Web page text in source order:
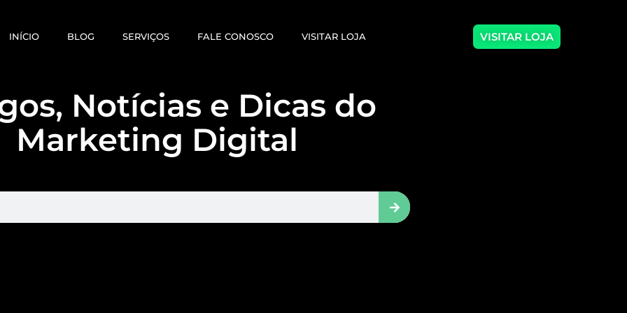
INÍCIO BLOG SERVIÇOS FALE CONOSCO VISITAR LOJA VISITAR LOJA
Notícias e Dicas do
Marketing Digital